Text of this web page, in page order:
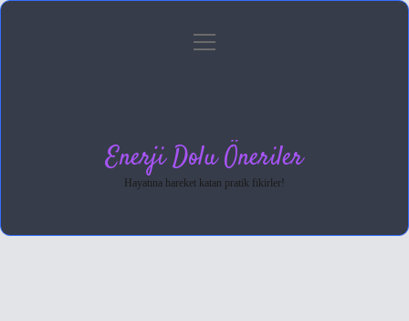
Gizlilik Politikası
menüyü
Enerji Dolu Öneriler
Hayatına hareket katan pratik fikirler!